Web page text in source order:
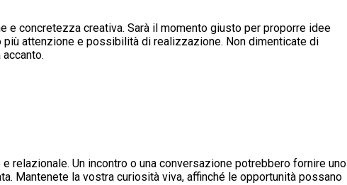
e concretezza creativa. Sarà il momento giusto per proporre idee
più attenzione e possibilità di realizzazione. Non dimenticate di
relazionale. Un incontro o una conversazione potrebbero fornire uno
Mantenete la vostra curiosità viva, affinché le opportunità possano